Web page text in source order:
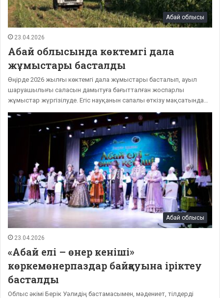
Абай облысы
23.04.2026
Абай облысында көктемгі дала
жұмыстары басталды
Өңірде 2026 жылғы көктемгі дала жұмыстары басталып, ауыл
шаруашылығы саласын дамытуға бағытталған жоспарлы
жұмыстар жүргізілуде. Егіс науқанын сапалы өткізу мақсатында…
Абай облысы
23.04.2026
«Абай елі – өнер кеніші»
көркемөнерпаздар байқауына іріктеу
басталды
Облыс әкімі Берік Уәлидің бастамасымен, мәдениет, тілдерді